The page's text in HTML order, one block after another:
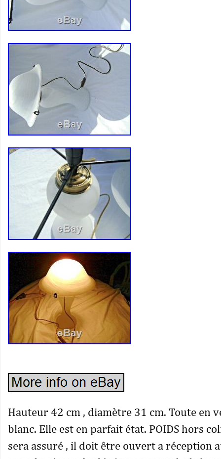
Hauteur 42 cm , diamètre 31 cm. Toute en
blanc. Elle est en parfait état. POIDS hors
sera assuré , il doit être ouvert a réception